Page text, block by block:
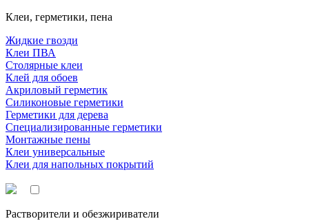
Клеи, герметики, пена
Жидкие гвозди
Клеи ПВА
Столярные клеи
Клей для обоев
Акриловый герметик
Силиконовые герметики
Герметики для дерева
Специализированные герметики
Монтажные пены
Клеи универсальные
Клеи для напольных покрытий
Растворители и обезжириватели